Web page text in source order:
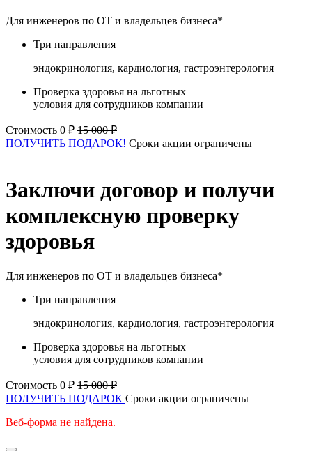
Для инженеров по ОТ и владельцев бизнеса*
Три направления
эндокринология, кардиология, гастроэнтерология
Проверка здоровья на льготных
условия для сотрудников компании
Стоимость 0 ₽ 15 000 ₽
ПОЛУЧИТЬ ПОДАРОК! Сроки акции ограничены
Заключи договор и получи
комплексную проверку
здоровья
Для инженеров по ОТ и владельцев бизнеса*
Три направления
эндокринология, кардиология, гастроэнтерология
Проверка здоровья на льготных
условия для сотрудников компании
Стоимость 0 ₽ 15 000 ₽
ПОЛУЧИТЬ ПОДАРОК Сроки акции ограничены
Веб-форма не найдена.